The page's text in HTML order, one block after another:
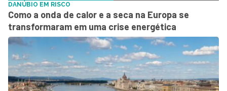
DANÚBIO EM RISCO
Como a onda de calor e a seca na Europa se
transformaram em uma crise energética